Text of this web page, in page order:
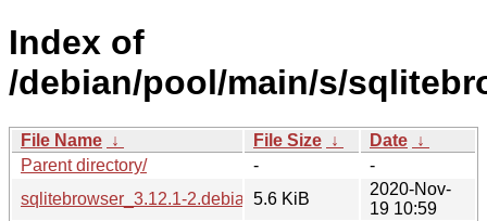
Index of
/debian/pool/main/s/
File Name ↓ File Size ↓ Date ↓
Parent directory/
-
-
sqlitebrowser_3.12.1-2.debian.tar.xz
5.6 KiB
2020-Nov-
19 10:59